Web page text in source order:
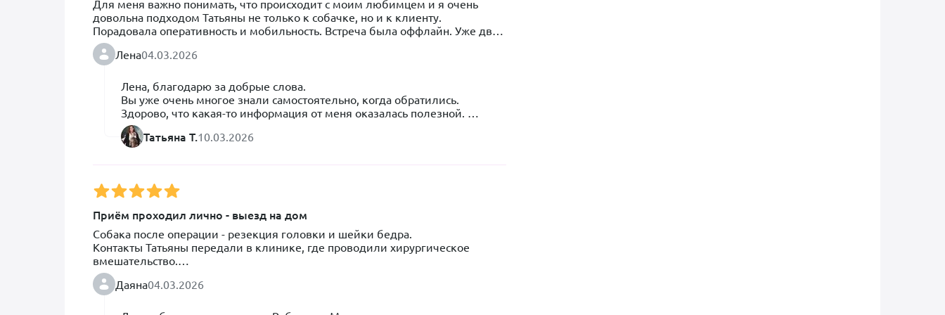
Для меня важно понимать, что происходит с моим любимцем и я очень
довольна подходом Татьяны не только к собачке, но и к клиенту.
Порадовала оперативность и мобильность. Встреча была оффлайн. Уже две
знакомые попросили контакт, доверяю Татьяне.
Лена04.03.2026
Лена, благодарю за добрые слова.
Вы уже очень многое знали самостоятельно, когда обратились.
Здорово, что какая-то информация от меня оказалась полезной.
Здоровья вашей девочке 😘
Спасибо, что рекомендуете меня знакомым ☺️
Татьяна Т.10.03.2026
Приём проходил лично - выезд на дом
Собака после операции - резекция головки и шейки бедра.
Контакты Татьяны передали в клинике, где проводили хирургическое
вмешательство.
Очень вежливо и доброжелательно прошёл разговор по телефону,
Даяна04.03.2026